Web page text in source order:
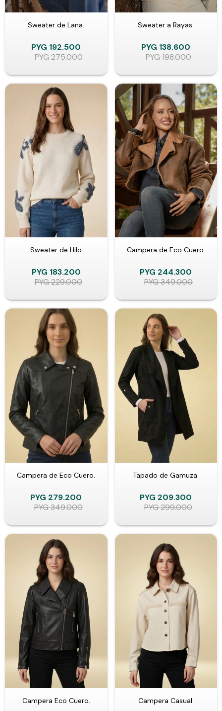
Sweater de Lana.
PYG 192.500
PYG275.000
Sweater a Rayas.
PYG 138.600
PYG198.000
Sweater de Hilo
PYG 183.200
PYG229.000
Campera de Eco Cuero.
PYG 244.300
PYG349.000
Campera de Eco Cuero.
PYG 279.200
PYG349.000
Tapado de Gamuza.
PYG 209.300
PYG299.000
Campera Eco Cuero. Campera Casual.